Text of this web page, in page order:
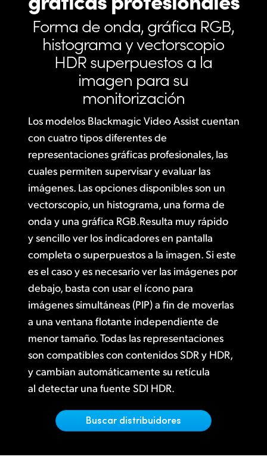
Finland
France
Germany
Hong Kong SAR, China
Italy
Japan
Korea
Malaysia
Netherlands
New Zealand
Norway
Poland
Portugal
Singapore
South Africa
Forma de onda,gráfica RGB,
histogramay vectorscopio
HDR superpuestosa la
imagen para su
monitorización
Los modelos Blackmagic Video Assist cuentan
con cuatro tipos diferentes de
representaciones gráficas profesionales, las
cuales permiten supervisar y evaluar las
imágenes. Las opciones disponibles son un
vectorscopio, un histograma, una forma de
onda y una gráfica RGB.Resulta muy rápido
y sencillo ver los indicadores en pantalla
completa o superpuestos a la imagen. Si este
es el caso y es necesario ver las imágenes por
debajo, basta con usar el ícono para
imágenes simultáneas (PIP) a fin de moverlas
a una ventana flotante independiente de
menor tamaño. Todas las representaciones
son compatibles con contenidos SDR y HDR,
y cambian automáticamente su retícula
al detectar una fuente SDI HDR.
Buscar distribuidores